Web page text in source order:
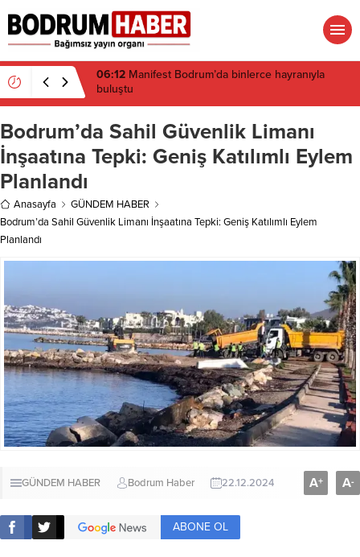
16:19Gümüşlük’te kıyı isyanı: Mandalinci hakkında
suç duyurusu
Bodrum’da Sahil Güvenlik Limanı
İnşaatına Tepki: Geniş Katılımlı Eylem
Planlandı
Anasayfa
GÜNDEM HABER
Bodrum’da Sahil Güvenlik Limanı İnşaatına Tepki: Geniş Katılımlı Eylem
Planlandı
GÜNDEM HABER Bodrum Haber 22.12.2024 A+ A-
ABONE OL